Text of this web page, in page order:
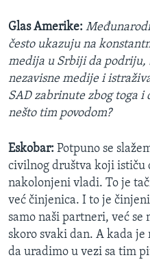
Glas Amerike:
često ukazuju na
medija u Srbiji da podriju,
nezavisne medije i
SAD zabrinute zbog toga
nešto tim povodom?
Eskobar: Potpuno se
civilnog društva koji ističu
nakolonjeni vladi. To je
već činjenica. I to je
samo naši partneri, već
skoro svaki dan. A kada
da uradimo u vezi sa tim